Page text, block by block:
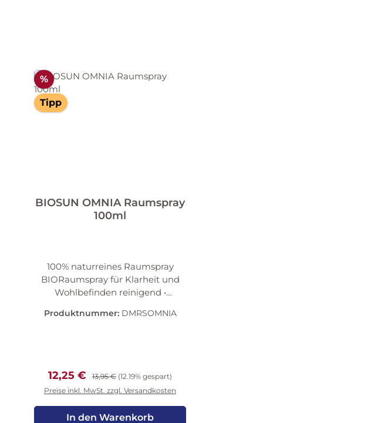
%Rabatt
Tipp
BIOSUN OMNIA Raumspray
100ml
100% naturreines Raumspray
BIORaumspray für Klarheit und
Wohlbefinden reinigend •
Raumspray reinigt die Luft,
biozertifizierten Ätherischen Ölen
wurde dieser Duft exklusiv für
BIOSUN.Erhältlich als Raumduft
oder in konzentrierter Form als
Produktnummer: DMRSOMNIA
Verkaufspreis:
12,25 € Regulärer Preis:
13,95 € (12.19% gespart)
Preise inkl. MwSt. zzgl. Versandkosten
In den Warenkorb